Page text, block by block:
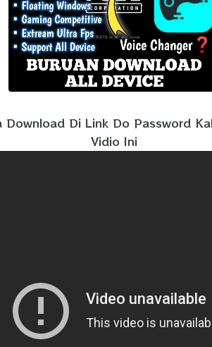
Download Di Link Do Password
Vidio Ini